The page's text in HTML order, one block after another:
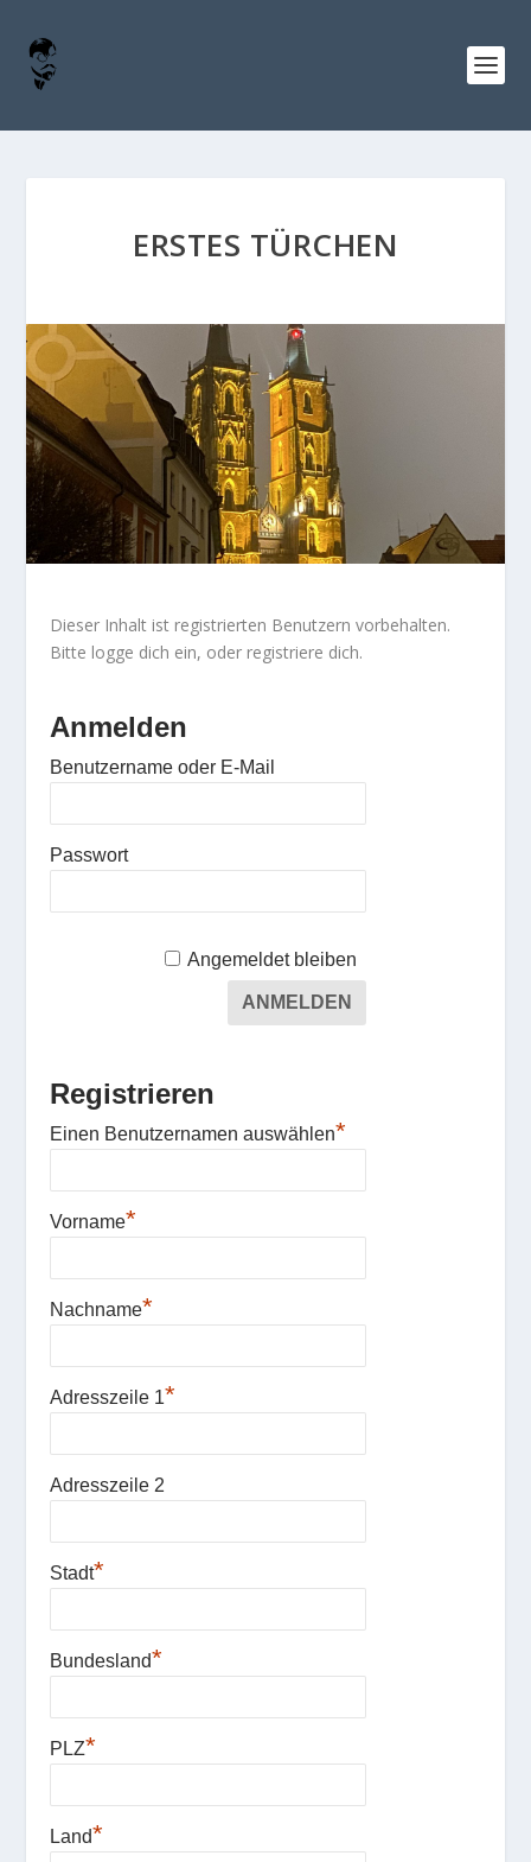
ERSTES TÜRCHEN
Dieser Inhalt ist registrierten Benutzern vorbehalten.
Bitte logge dich ein, oder registriere dich.
Anmelden
Benutzername oder E-Mail
Passwort
Angemeldet bleiben
Registrieren
Einen Benutzernamen auswählen*
Vorname*
Nachname*
Adresszeile 1*
Adresszeile 2
Stadt*
Bundesland*
PLZ*
Land*